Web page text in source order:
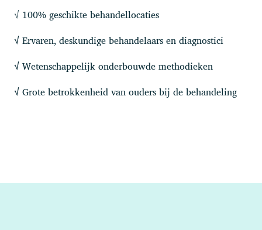
√ 100% geschikte behandellocaties
√ Ervaren, deskundige behandelaars en diagnostici
√ Wetenschappelijk onderbouwde methodieken
√ Grote betrokkenheid van ouders bij de behandeling